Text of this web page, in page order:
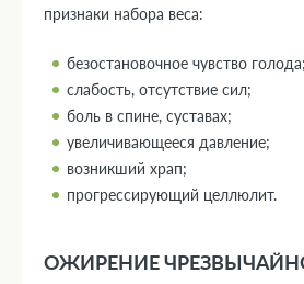
признаки набора веса:
безостановочное чувство голода;
слабость, отсутствие сил;
боль в спине, суставах;
увеличивающееся давление;
возникший храп;
прогрессирующий целлюлит.
ОЖИРЕНИЕ